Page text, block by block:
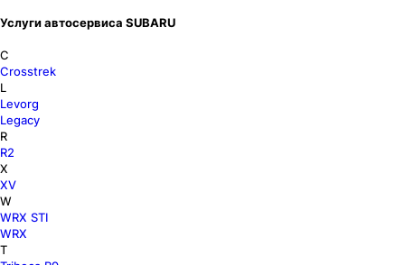
Услуги автосервиса SUBARU
C
Crosstrek
L
Levorg
Legacy
R
R2
X
XV
W
WRX STI
WRX
T